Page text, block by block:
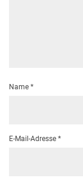
Name *
E-Mail-Adresse *